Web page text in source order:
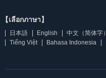
【เลือกภาษา】
日本語 English 中文（简体字）
Tiếng Việt
Bahasa Indonesia